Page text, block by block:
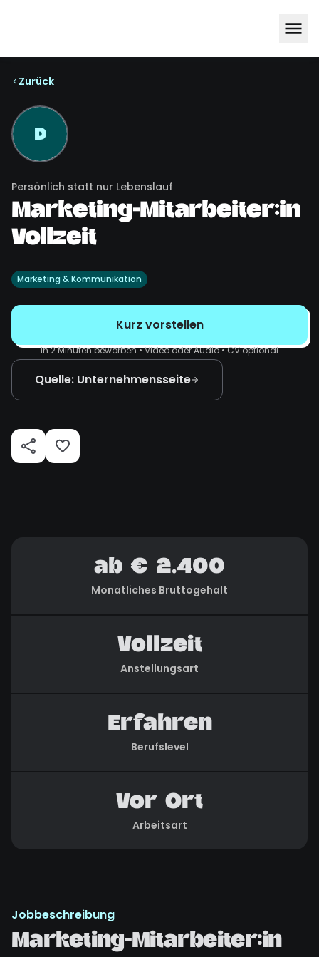
Zurück
D
Persönlich statt nur Lebenslauf
Marketing-Mitarbeiter:in
Vollzeit
Marketing & Kommunikation
Kurz vorstellen
In 2 Minuten beworben • Video oder Audio • CV optional
Quelle: Unternehmensseite
ab € 2.400
Monatliches Bruttogehalt
Vollzeit
Anstellungsart
Erfahren
Berufslevel
Vor Ort
Arbeitsart
Jobbeschreibung
Marketing-Mitarbeiter:in